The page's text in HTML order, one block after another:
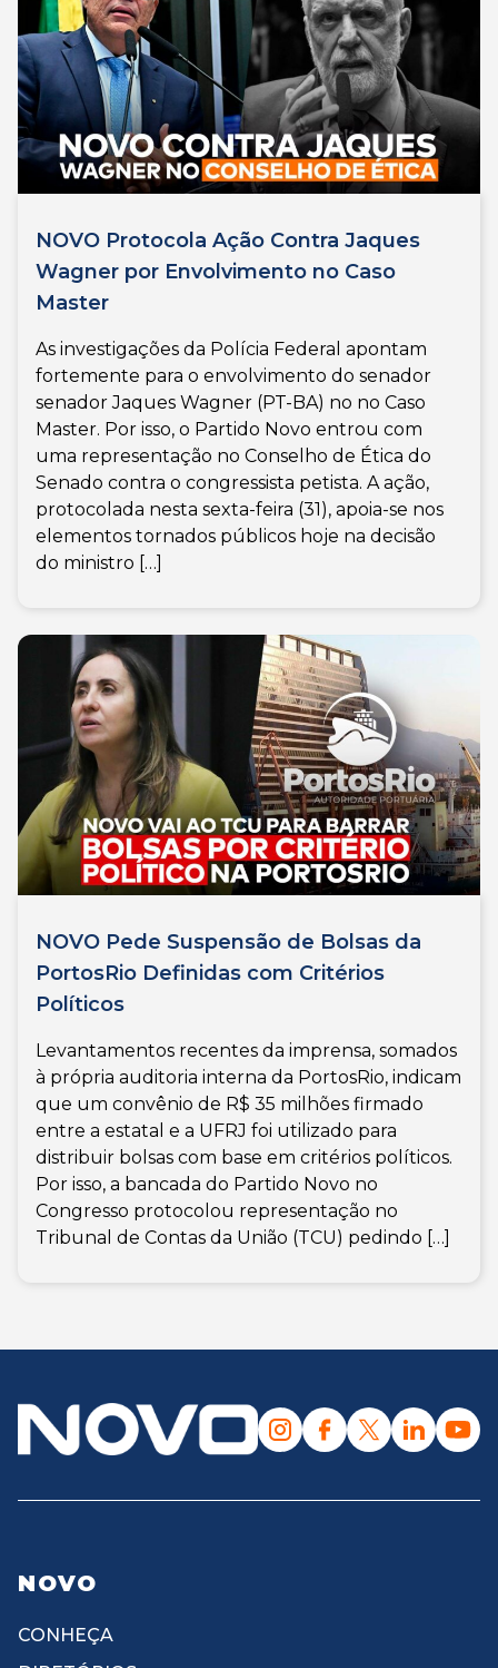
NOVO Protocola Ação Contra Jaques
Wagner por Envolvimento no Caso
Master
As investigações da Polícia Federal apontam
fortemente para o envolvimento do senador
senador Jaques Wagner (PT-BA) no no Caso
Master. Por isso, o Partido Novo entrou com
uma representação no Conselho de Ética do
Senado contra o congressista petista. A ação,
protocolada nesta sexta-feira (31), apoia-se nos
elementos tornados públicos hoje na decisão
do ministro […]
NOVO Pede Suspensão de Bolsas da
PortosRio Definidas com Critérios
Políticos
Levantamentos recentes da imprensa, somados
à própria auditoria interna da PortosRio, indicam
que um convênio de R$ 35 milhões firmado
entre a estatal e a UFRJ foi utilizado para
distribuir bolsas com base em critérios políticos.
Por isso, a bancada do Partido Novo no
Congresso protocolou representação no
Tribunal de Contas da União (TCU) pedindo […]
NOVO
CONHEÇA